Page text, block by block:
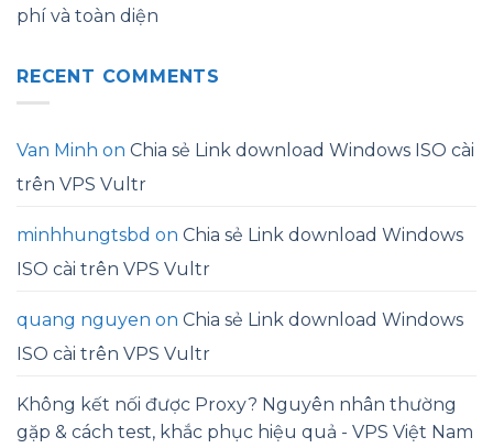
phí và toàn diện
RECENT COMMENTS
Van Minh on Chia sẻ Link download Windows ISO cài
trên VPS Vultr
minhhungtsbd on Chia sẻ Link download Windows
ISO cài trên VPS Vultr
quang nguyen on Chia sẻ Link download Windows
ISO cài trên VPS Vultr
Không kết nối được Proxy? Nguyên nhân thường
gặp & cách test, khắc phục hiệu quả - VPS Việt Nam